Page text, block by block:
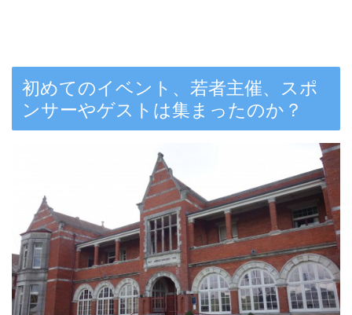
初めてのイベント、若者主催、スポ
ンサーやゲストは集まったのか？